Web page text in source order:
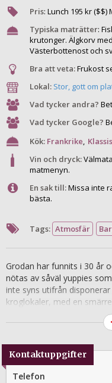
Pris: Lunch 195 kr ($$)
Typiska maträtter:
krutonger. Älgkorv
Västerbottenost och
Bra att veta:Frukost
Lokal: Stor, gott om
Vad tycker andra?
Vad tycker Google?
Kök: Frankrike,
Vin och dryck:
matmenyn.
En sak till:Missa inte
bästa.
Tags: Atmosfär
Grodan har funnits i 30 år
nötas av såväl yuppies
inte syns utifrån
kroglokaler, med en
franska matsalen med
ombonade loungen vars
det partyglada folket på
Kontaktuppgifter
Telefon